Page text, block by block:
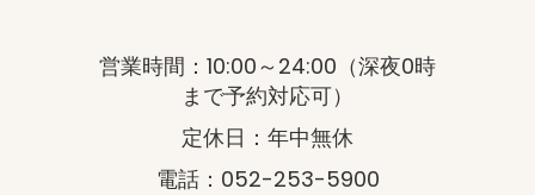
営業時間：10:00～24:00（深夜0時
まで予約対応可）
定休日：年中無休
電話：052-253-5900